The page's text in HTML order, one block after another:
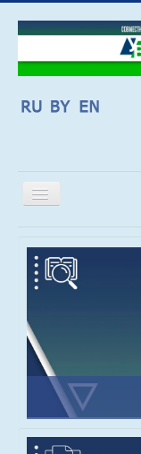
Включить/
выключить